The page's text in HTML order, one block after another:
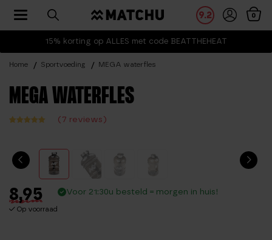
15% korting op ALLES met code BEATTHEHEAT
9.2 0
Toggle navigation
Home Sportvoeding MEGA waterfles
MEGA WATERFLES
gebaseerd
op
klantbeoord
(7 reviews)
8,95
Op voorraad
Voor 21:30u besteld = morgen in huis!